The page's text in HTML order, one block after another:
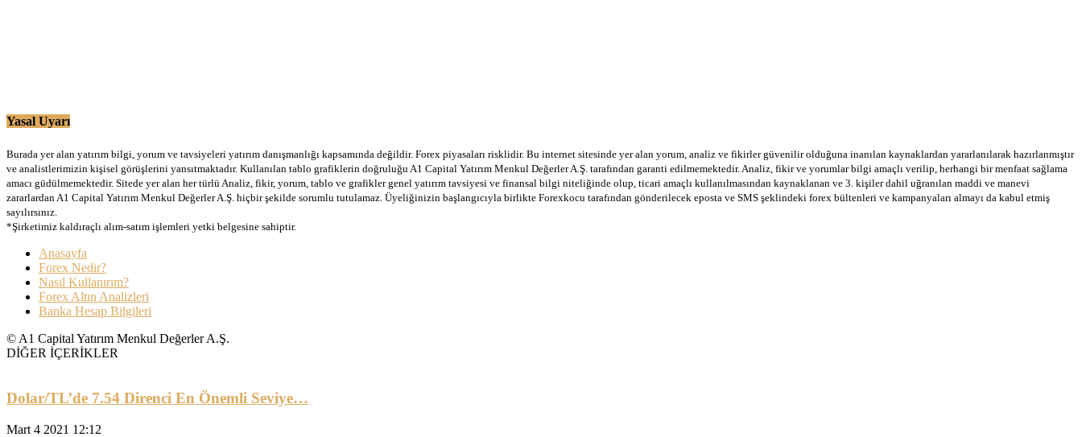
Yasal Uyarı
Burada yer alan yatırım bilgi, yorum ve tavsiyeleri yatırım danışmanlığı kapsamında değildir. Forex piyasaları risklidir. Bu internet sitesinde yer alan yorum, analiz ve fikirler güvenilir olduğuna inanılan kaynaklardan yararlanılarak hazırlanmıştır
ve analistlerimizin kişisel görüşlerini yansıtmaktadır. Kullanılan tablo grafiklerin doğruluğu A1 Capital Yatırım Menkul Değerler A.Ş. tarafından garanti edilmemektedir. Analiz, fikir ve yorumlar bilgi amaçlı verilip, herhangi bir menfaat sağlama
amacı güdülmemektedir. Sitede yer alan her türlü Analiz, fikir, yorum, tablo ve grafikler genel yatırım tavsiyesi ve finansal bilgi niteliğinde olup, ticari amaçlı kullanılmasından kaynaklanan ve 3. kişiler dahil uğranılan maddi ve manevi
zararlardan A1 Capital Yatırım Menkul Değerler A.Ş. hiçbir şekilde sorumlu tutulamaz. Üyeliğinizin başlangıcıyla birlikte Forexkocu tarafından gönderilecek eposta ve SMS şeklindeki forex bültenleri ve kampanyaları almayı da kabul etmiş
sayılırsınız.
*Şirketimiz kaldıraçlı alım-satım işlemleri yetki belgesine sahiptir.
Anasayfa
Forex Nedir?
Nasıl Kullanırım?
Forex Altın Analizleri
Banka Hesap Bilgileri
© A1 Capital Yatırım Menkul Değerler A.Ş.
DİĞER İÇERİKLER
Dolar/TL’de 7.54 Direnci En Önemli Seviye…
Mart 4 2021 12:12